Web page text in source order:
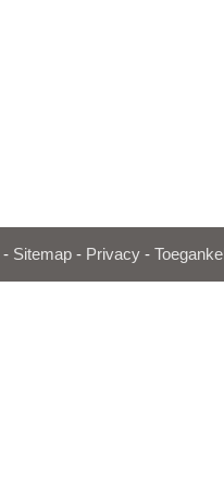
- Sitemap - Privacy -